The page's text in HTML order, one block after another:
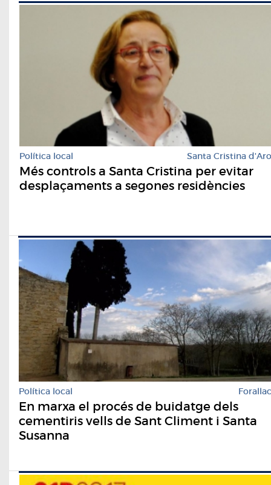
Política local Santa Cristina d'Aro
Més controls a Santa Cristina per evitar
desplaçaments a segones residències
Política local Forallac
En marxa el procés de buidatge dels
cementiris vells de Sant Climent i Santa
Susanna